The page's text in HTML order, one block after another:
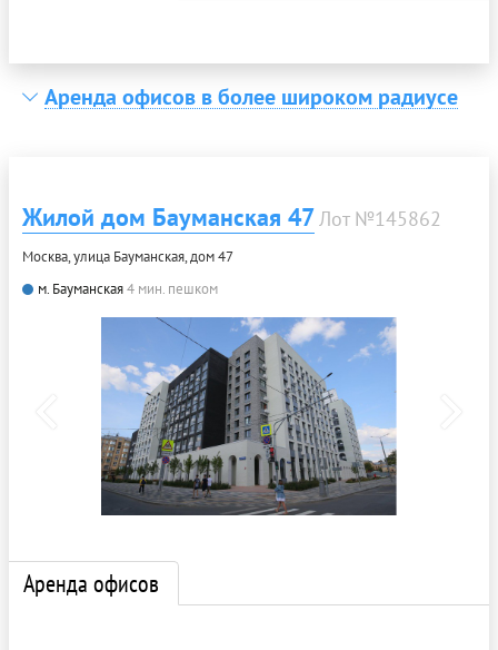
Аренда офисов в более широком радиусе
Жилой дом Бауманская 47Лот №145862
Москва, улица Бауманская, дом 47
м. Бауманская4 мин. пешком
Аренда офисов